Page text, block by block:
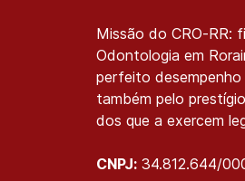
Missão do CRO-RR:
Odontologia em
perfeito
também pelo
dos que a exercem
CNPJ: 34.812.644/